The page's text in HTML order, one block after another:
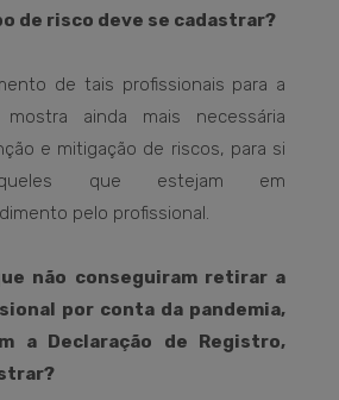
de risco deve se cadastrar?
de tais profissionais para a
ainda mais necessária
e mitigação de riscos, para si
que estejam em
pelo profissional.
não conseguiram retirar a
por conta da pandemia,
a Declaração de Registro,